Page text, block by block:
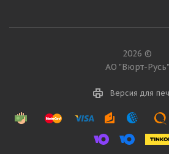
2026 ©
АО "Вюрт-Русь"
Версия для